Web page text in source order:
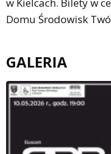
Domu Środowisk
GALERIA